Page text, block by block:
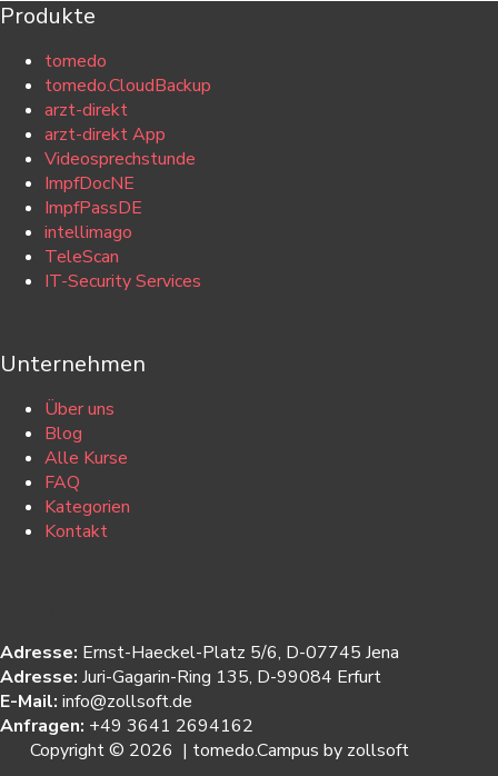
Produkte
tomedo
tomedo.CloudBackup
arzt-direkt
arzt-direkt App
Videosprechstunde
ImpfDocNE
ImpfPassDE
intellimago
TeleScan
IT-Security Services
Unternehmen
Über uns
Blog
Alle Kurse
FAQ
Kategorien
Kontakt
Adresse: Ernst-Haeckel-Platz 5/6, D-07745 Jena
Adresse: Juri-Gagarin-Ring 135, D-99084 Erfurt
E-Mail: info@zollsoft.de
Anfragen: +49 3641 2694162
Copyright © 2026 | tomedo.Campus by zollsoft